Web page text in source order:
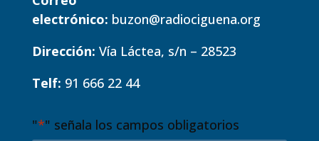
electrónico: buzon@radiociguena.org
Dirección: Vía Láctea, s/n – 28523
Telf: 91 666 22 44
"*" señala los campos obligatorios